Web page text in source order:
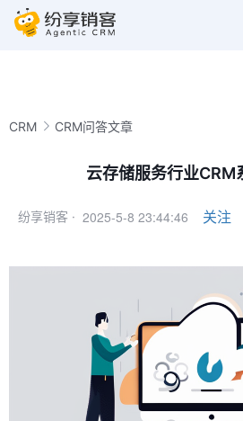
CRM CRM问答文章
云存储服务行业CRM
纷享销客 · 2025-5-8 23:44:46 关注